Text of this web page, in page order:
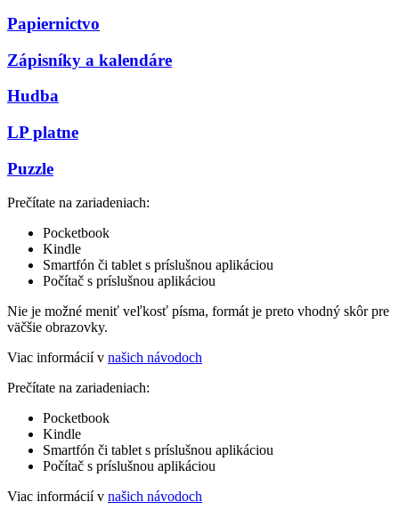
Papiernictvo
Zápisníky a kalendáre
Hudba
LP platne
Puzzle
Prečítate na zariadeniach:
Pocketbook
Kindle
Smartfón či tablet s príslušnou aplikáciou
Počítač s príslušnou aplikáciou
Nie je možné meniť veľkosť písma, formát je preto vhodný skôr pre
väčšie obrazovky.
Viac informácií v našich návodoch
Prečítate na zariadeniach:
Pocketbook
Kindle
Smartfón či tablet s príslušnou aplikáciou
Počítač s príslušnou aplikáciou
Viac informácií v našich návodoch